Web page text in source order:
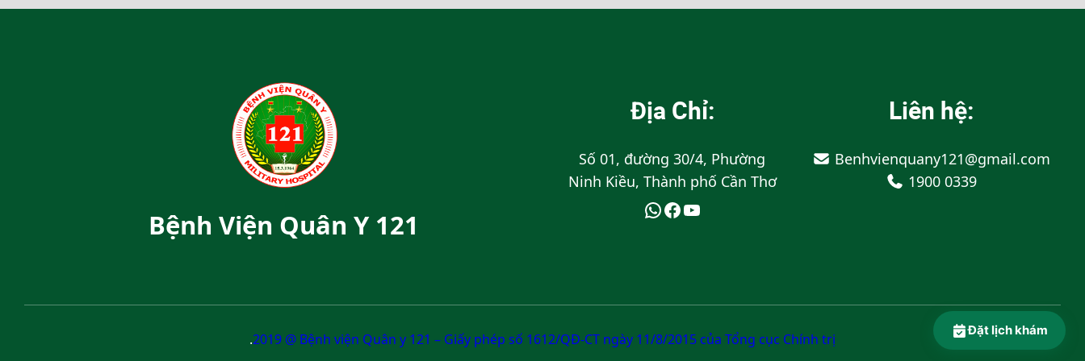
Bệnh Viện Quân Y 121
Địa Chỉ:
Số 01, đường 30/4, Phường
Ninh Kiều, Thành phố Cần Thơ
Liên hệ:
Benhvienquany121@gmail.com
1900 0339
.2019 @ Bệnh viện Quân y 121 – Giấy phép số 1612/QĐ-CT ngày 11/8/2015 của Tổng cục Chính trị
Đặt lịch khám